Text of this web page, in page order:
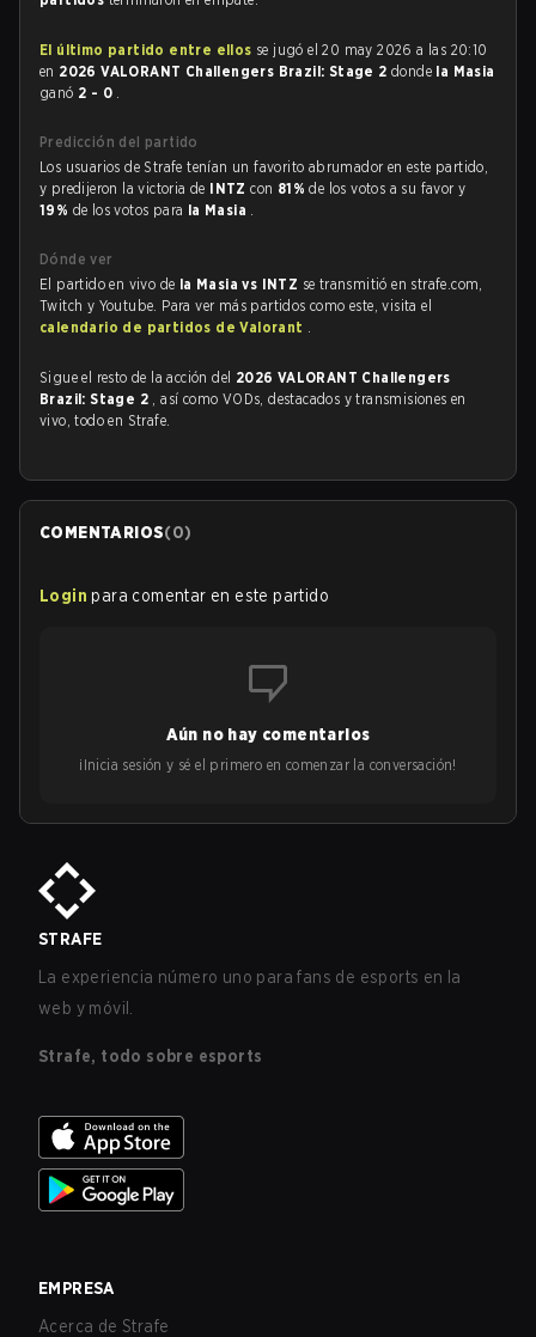
El último partido entre ellos se jugó el 20 may 2026 a las 20:10
en 2026 VALORANT Challengers Brazil: Stage 2donde la Masia
ganó 2 - 0 .
Predicción del partido
Los usuarios de Strafe tenían un favorito abrumador en este partido,
y predijeron la victoria de INTZcon 81%de los votos a su favor y
19% de los votos para la Masia .
Dónde ver
El partido en vivo de la Masia vs INTZ se transmitió en strafe.com,
Twitch y Youtube. Para ver más partidos como este, visita el
calendario de partidos de Valorant .
Sigue el resto de la acción del 2026 VALORANT Challengers
Brazil: Stage 2 , así como VODs, destacados y transmisiones en
vivo, todo en Strafe.
COMENTARIOS(0)
Login para comentar en este partido
Aún no hay comentarios
¡Inicia sesión y sé el primero en comenzar la conversación!
STRAFE
La experiencia número uno para fans de esports en la
web y móvil.
Strafe, todo sobre esports
EMPRESA
Acerca de Strafe